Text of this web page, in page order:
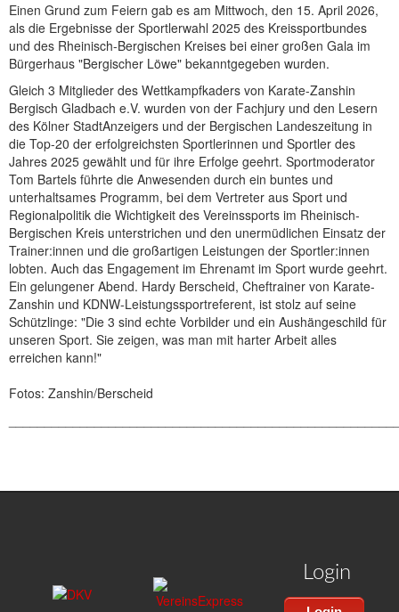
Einen Grund zum Feiern gab es am Mittwoch, den 15. April 2026,
als die Ergebnisse der Sportlerwahl 2025 des Kreissportbundes
und des Rheinisch-Bergischen Kreises bei einer großen Gala im
Bürgerhaus "Bergischer Löwe" bekanntgegeben wurden.
Gleich 3 Mitglieder des Wettkampfkaders von Karate-Zanshin
Bergisch Gladbach e.V. wurden von der Fachjury und den Lesern
des Kölner StadtAnzeigers und der Bergischen Landeszeitung in
die Top-20 der erfolgreichsten Sportlerinnen und Sportler des
Jahres 2025 gewählt und für ihre Erfolge geehrt. Sportmoderator
Tom Bartels führte die Anwesenden durch ein buntes und
unterhaltsames Programm, bei dem Vertreter aus Sport und
Regionalpolitik die Wichtigkeit des Vereinssports im Rheinisch-
Bergischen Kreis unterstrichen und den unermüdlichen Einsatz der
Trainer:innen und die großartigen Leistungen der Sportler:innen
lobten. Auch das Engagement im Ehrenamt im Sport wurde geehrt.
Ein gelungener Abend. Hardy Berscheid, Cheftrainer von Karate-
Zanshin und KDNW-Leistungssportreferent, ist stolz auf seine
Schützlinge: "Die 3 sind echte Vorbilder und ein Aushängeschild für
unseren Sport. Sie zeigen, was man mit harter Arbeit alles
erreichen kann!"
Fotos: Zanshin/Berscheid
Login